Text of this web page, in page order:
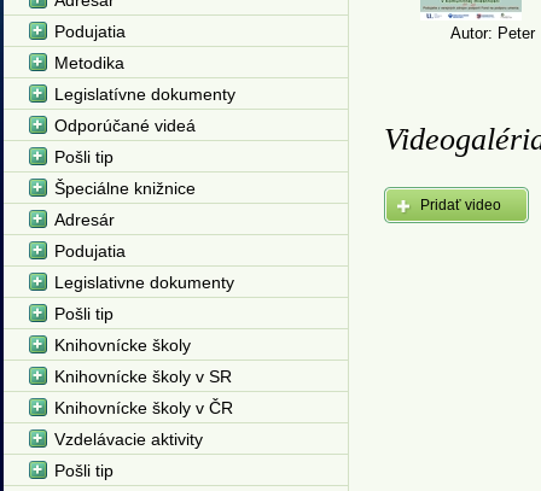
Autor: Peter
Pridať video
Podujatia
Metodika
Legislatívne dokumenty
Odporúčané videá
Pošli tip
Špeciálne knižnice
Adresár
Podujatia
Legislativne dokumenty
Pošli tip
Knihovnícke školy
Knihovnícke školy v SR
Knihovnícke školy v ČR
Vzdelávacie aktivity
Pošli tip